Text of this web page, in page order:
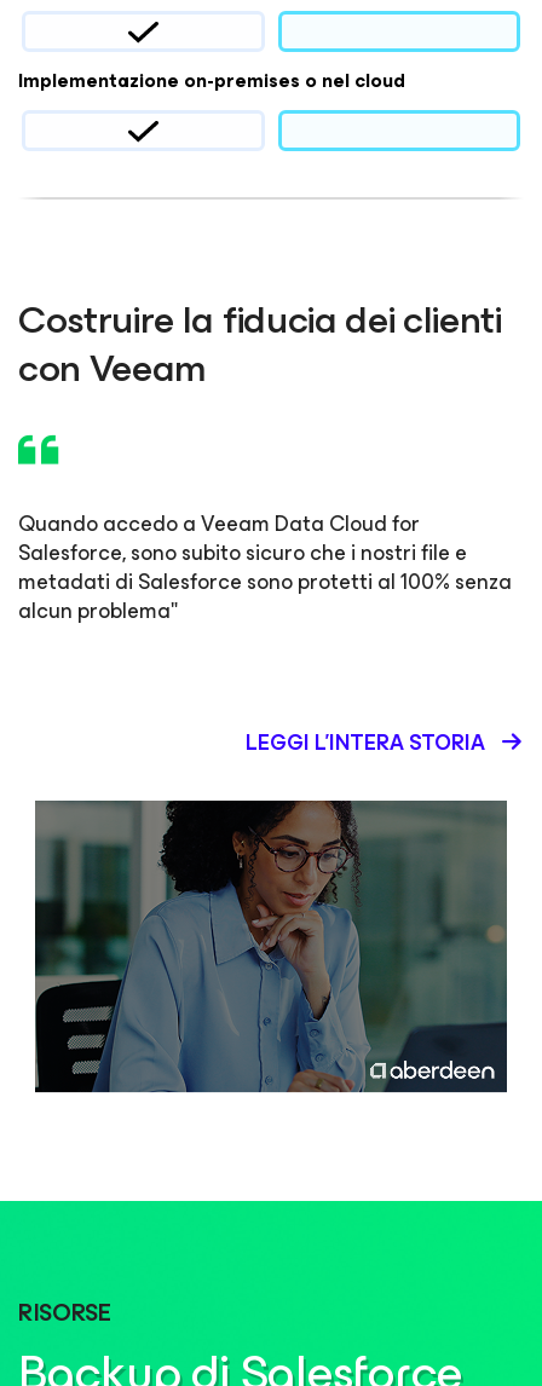
Implementazione on-premises o nel cloud
Costruire la fiducia dei clienti
con Veeam
Quando accedo a Veeam Data Cloud for
Salesforce, sono subito sicuro che i nostri file e
metadati di Salesforce sono protetti al 100% senza
alcun problema"
LEGGI L'INTERA STORIA
RISORSE